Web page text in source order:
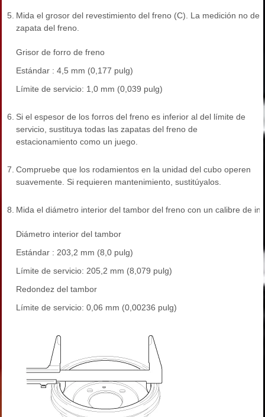
5. Mida el grosor del revestimiento del freno (C). La medición no
zapata del freno.
Grisor de forro de freno
Estándar : 4,5 mm (0,177 pulg)
Límite de servicio: 1,0 mm (0,039 pulg)
6. Si el espesor de los forros del freno es inferior al del límite de
servicio, sustituya todas las zapatas del freno de
estacionamiento como un juego.
7. Compruebe que los rodamientos en la unidad del cubo operen
suavemente. Si requieren mantenimiento, sustitúyalos.
8. Mida el diámetro interior del tambor del freno con un calibre de
Diámetro interior del tambor
Estándar : 203,2 mm (8,0 pulg)
Límite de servicio: 205,2 mm (8,079 pulg)
Redondez del tambor
Límite de servicio: 0,06 mm (0,00236 pulg)